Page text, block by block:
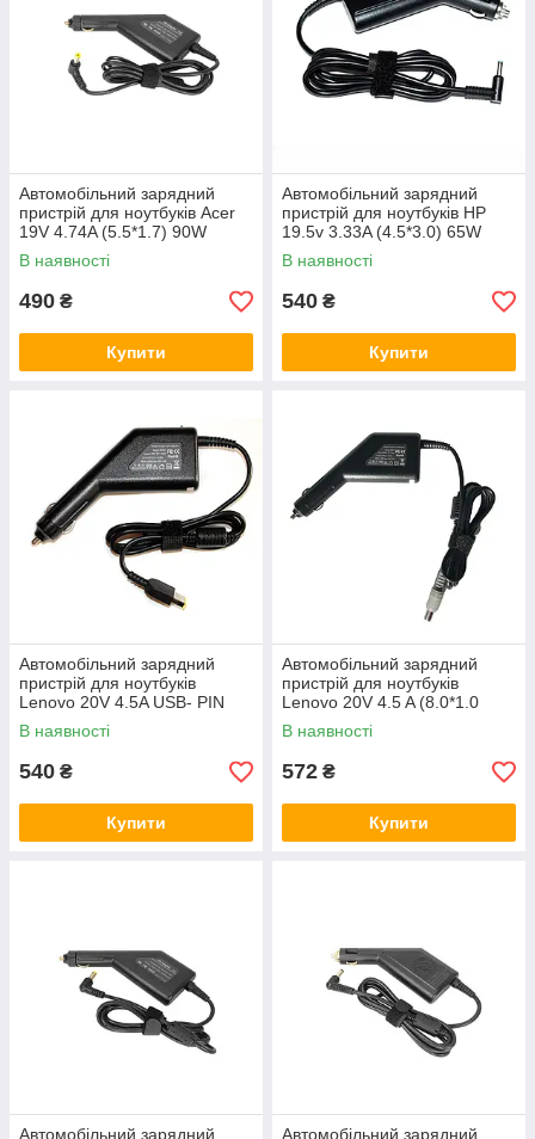
Якщо ви зібралися в дальню поїздку або
багато часу проводите в роз'їздах, вам
необхіднокупити блок живлення для
МОЖЛИВОСТІ
Крім самого з'єднання з ноутбуком, багато
для USB.
Потрібна консультація? Ми на зв'язку!
ЯК ВИБРАТИ АВТОМОБІЛЬНУ
ЗАРЯДКУ ДЛЯ НОУТБУКА?
підходило для вашого ґаджета.
Автомобільний зарядний
пристрій для ноутбуків Acer
19V 4.74A (5.5*1.7) 90W
В наявності
490 ₴
Купити
Автомобільний зарядний
пристрій для ноутбуків HP
19.5v 3.33A (4.5*3.0) 65W
В наявності
540 ₴
Купити
Автомобільний зарядний
пристрій для ноутбуків
Lenovo 20V 4.5A USB- PIN
(Square) 90W
В наявності
540 ₴
Купити
Автомобільний зарядний
пристрій для ноутбуків
Lenovo 20V 4.5 A (8.0*1.0
mm)
В наявності
572 ₴
Купити
Автомобільний зарядний Автомобільний зарядний